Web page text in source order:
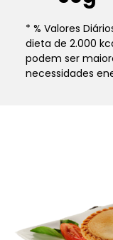
* % Valores
dieta de 2.000
podem ser
necessidades